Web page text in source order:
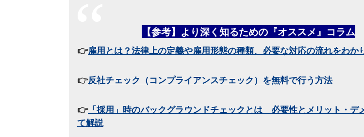
【参考】より深く知るための『オススメ』コラム
👉雇用とは？法律上の定義や雇用形態の種類、必要な対応の流れをわか
👉反社チェック（コンプライアンスチェック）を無料で行う方法
👉「採用」時のバックグラウンドチェックとは 必要性とメリット・デ
て解説